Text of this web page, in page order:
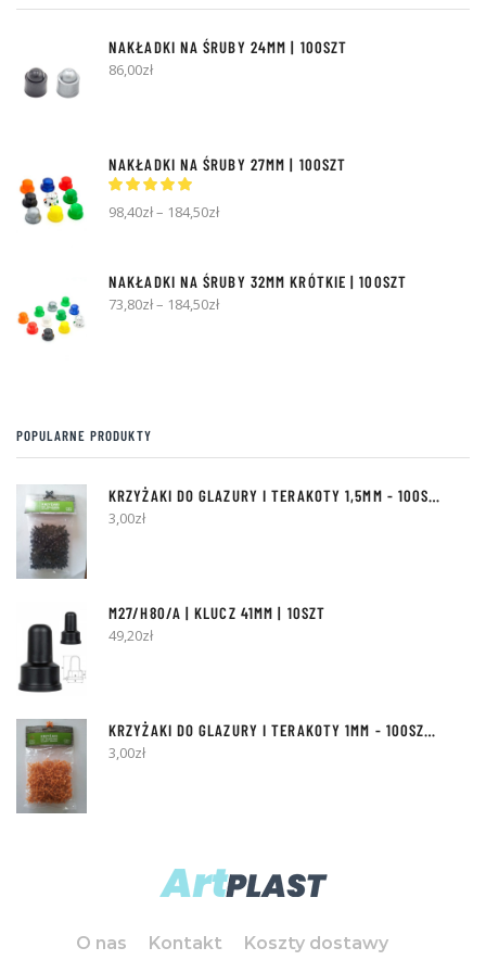
NAKŁADKI NA ŚRUBY 24MM | 100SZT
86,00zł
NAKŁADKI NA ŚRUBY 27MM | 100SZT
98,40zł– 184,50zł
NAKŁADKI NA ŚRUBY 32MM KRÓTKIE | 100SZT
73,80zł– 184,50zł
POPULARNE PRODUKTY
KRZYŻAKI DO GLAZURY I TERAKOTY1,5MM - 100SZT [Z BOLCEM]
3,00zł
M27/H80/A | KLUCZ 41MM | 10SZT
49,20zł
KRZYŻAKI DO GLAZURY I TERAKOTY1MM - 100SZT [Z KÓŁKIEM]
3,00zł
O nas Kontakt Koszty dostawy